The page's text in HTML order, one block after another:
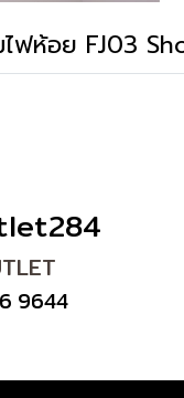
9644